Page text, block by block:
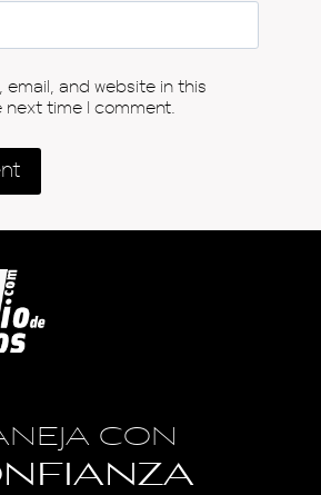
email, and website in this
next time I comment.
CON